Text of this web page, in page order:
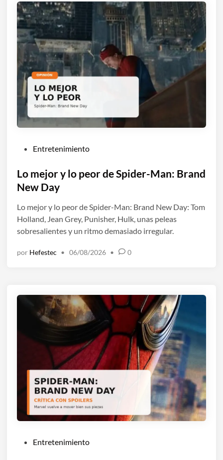
b
l
c
a
d
e
Entretenimiento
Lo mejor y lo peor de Spider-Man: Brand
New Day
Lo mejor y lo peor de Spider-Man: Brand New Day: Tom
Holland, Jean Grey, Punisher, Hulk, unas peleas
sobresalientes y un ritmo demasiado irregular.
por Hefestec • 06/08/2026 • 0
Entretenimiento